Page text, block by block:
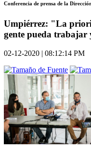
Conferencia de prensa de la
Umpiérrez: "La
gente pueda trabajar
02-12-2020 | 08:12:14 PM